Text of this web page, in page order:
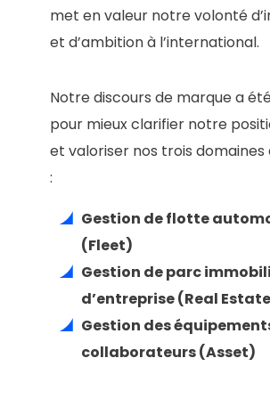
met en valeur notre volonté
et d’ambition à l’international.
Notre discours de marque a
pour mieux clarifier notre
et valoriser nos trois domaines
:
Gestion de flotte
(Fleet)
Gestion de parc
d’entreprise (Real
Gestion des
collaborateurs (Asset)